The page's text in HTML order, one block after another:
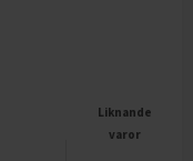
Liknande
varor